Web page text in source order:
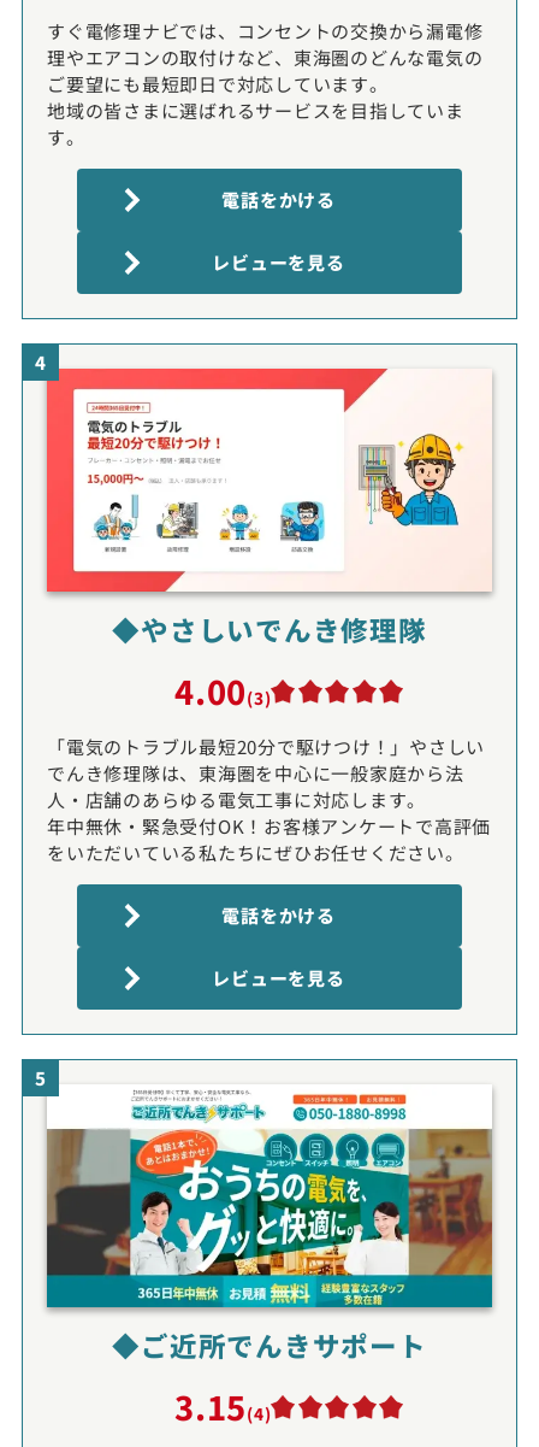
すぐ電修理ナビでは、コンセントの交換から漏電修
理やエアコンの取付けなど、東海圏のどんな電気の
ご要望にも最短即日で対応しています。
地域の皆さまに選ばれるサービスを目指していま
す。
電話をかける
レビューを見る
4
◆やさしいでんき修理隊
4.00(3)
「電気のトラブル最短20分で駆けつけ！」やさしい
でんき修理隊は、東海圏を中心に一般家庭から法
人・店舗のあらゆる電気工事に対応します。
年中無休・緊急受付OK！お客様アンケートで高評価
をいただいている私たちにぜひお任せください。
電話をかける
レビューを見る
5
◆ご近所でんきサポート
3.15(4)